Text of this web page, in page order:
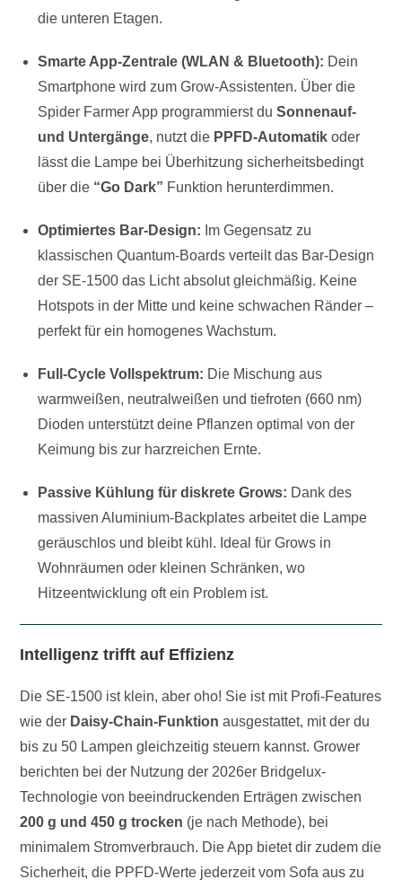
die unteren Etagen.
Smarte App-Zentrale (WLAN & Bluetooth): Dein
Smartphone wird zum Grow-Assistenten. Über die
Spider Farmer App programmierst duSonnenauf-
und Untergänge, nutzt die PPFD-Automatik oder
lässt die Lampe bei Überhitzung sicherheitsbedingt
über die “Go Dark” Funktion herunterdimmen.
Optimiertes Bar-Design: Im Gegensatz zu
klassischen Quantum-Boards verteilt das Bar-Design
der SE-1500 das Licht absolut gleichmäßig. Keine
Hotspots in der Mitte und keine schwachen Ränder –
perfekt für ein homogenes Wachstum.
Full-Cycle Vollspektrum: Die Mischung aus
warmweißen, neutralweißen und tiefroten (660 nm)
Dioden unterstützt deine Pflanzen optimal von der
Keimung bis zur harzreichen Ernte.
Passive Kühlung für diskrete Grows: Dank des
massiven Aluminium-Backplates arbeitet die Lampe
geräuschlos und bleibt kühl. Ideal für Grows in
Wohnräumen oder kleinen Schränken, wo
Hitzeentwicklung oft ein Problem ist.
Intelligenz trifft auf Effizienz
Die SE-1500 ist klein, aber oho! Sie ist mit Profi-Features
wie der Daisy-Chain-Funktion ausgestattet, mit der du
bis zu 50 Lampen gleichzeitig steuern kannst. Grower
berichten bei der Nutzung der 2026er Bridgelux-
Technologie von beeindruckenden Erträgen zwischen
200 g und 450 g trocken (je nach Methode), bei
minimalem Stromverbrauch. Die App bietet dir zudem die
Sicherheit, die PPFD-Werte jederzeit vom Sofa aus zu